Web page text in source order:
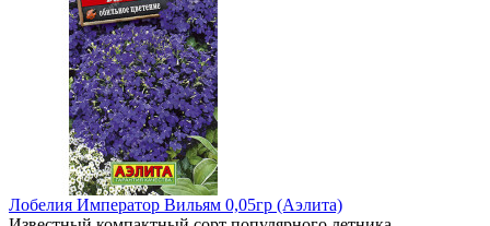
Лобелия Император Вильям 0,05гр (Аэлита)